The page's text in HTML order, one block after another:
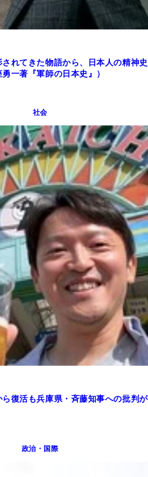
れてきた物語から、日本人の精神史
一著『軍師の日本史』）
社会
復活も兵庫県・斉藤知事への批判が
政治・国際